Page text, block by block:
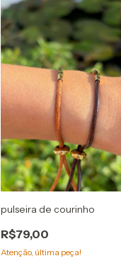
pulseira de courinho
R$79,00
Atenção, última peça!